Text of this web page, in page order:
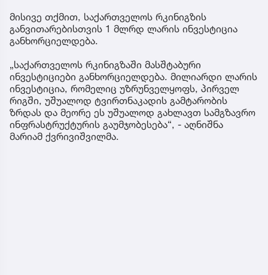
მისივე თქმით, საქართველოს რკინიგზის
განვითარებისთვის 1 მლრდ ლარის ინვესტიცია
განხორციელდება.
„საქართველოს რკინიგზაში მასშტაბური
ინვესტიციები განხორციელდება. მილიარდი ლარის
ინვესტიცია, რომელიც უზრუნველყოფს, პირველ
რიგში, უშუალოდ ტვირთნაკადის გამტარობის
ზრდას და მეორე ეს უშუალოდ გახლავთ სამგზავრო
ინფრასტრუქტურის გაუმჯობესება“, - აღნიშნა
მარიამ ქვრივიშვილმა.